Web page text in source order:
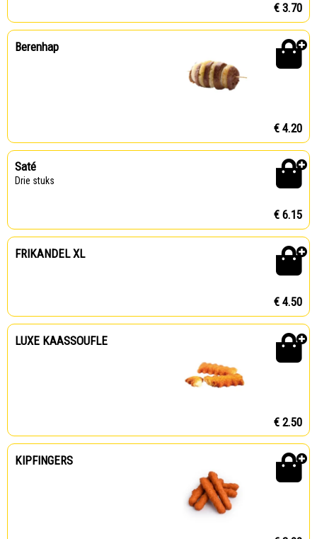
€ 3.70
Berenhap
€ 4.20
Saté
Drie stuks
€ 6.15
FRIKANDEL XL
€ 4.50
LUXE KAASSOUFLE
€ 2.50
KIPFINGERS